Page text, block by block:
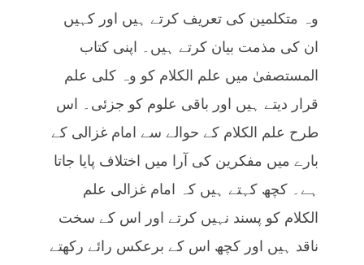
وہ متکلمین کی تعریف کرتے ہیں اور کہیں
ان کی مذمت بیان کرتے ہیں۔ اپنی کتاب
المستصفیٰ میں علم الکلام کو وہ کلی علم
قرار دیتے ہیں اور باقی علوم کو جزئی۔ اس
طرح علم الکلام کے حوالے سے امام غزالی کے
بارے میں مفکرین کی آرا میں اختلاف پایا جاتا
ہے۔ کچھ کہتے ہیں کہ امام غزالی علم
الکلام کو پسند نہیں کرتے اور اس کے سخت
ناقد ہیں اور کچھ اس کے برعکس رائے رکھتے